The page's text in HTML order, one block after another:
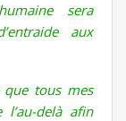
sera
aux
que tous mes
delà afin